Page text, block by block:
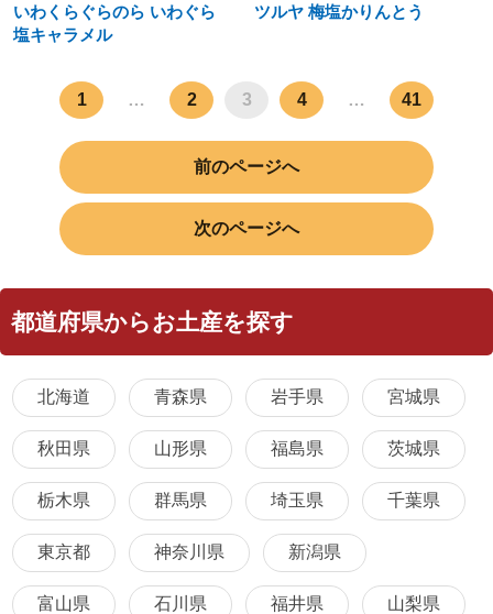
いわくらぐらのら いわぐら
塩キャラメル
ツルヤ 梅塩かりんとう
1 … 2 3 4 … 41
前のページへ
次のページへ
都道府県からお土産を探す
北海道 青森県 岩手県 宮城県
秋田県 山形県 福島県 茨城県
栃木県 群馬県 埼玉県 千葉県
東京都 神奈川県 新潟県
富山県 石川県 福井県 山梨県